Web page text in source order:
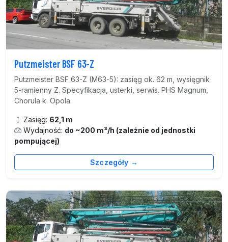
Putzmeister BSF 63-Z
Putzmeister BSF 63-Z (M63-5): zasięg ok. 62 m, wysięgnik
5-ramienny Z. Specyfikacja, usterki, serwis. PHS Magnum,
Chorula k. Opola.
Zasięg: 62,1 m
Wydajność: do ~200 m³/h (zależnie od jednostki
pompującej)
Szczegóły →